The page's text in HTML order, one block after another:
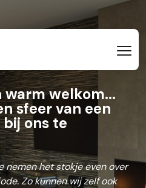
warm welkom...
sfeer van een
ons te
nemen het stokje even over
Zo kunnen wij zelf ook